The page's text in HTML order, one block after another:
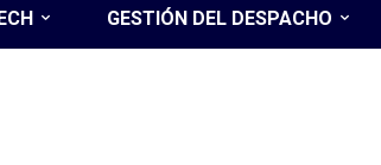
GESTIÓN DEL DESPACHO